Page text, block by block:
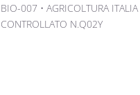
BIO-007 • AGRICOLTURA ITALIA
CONTROLLATO N.Q02Y